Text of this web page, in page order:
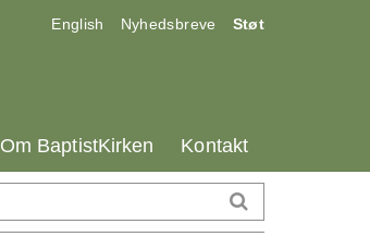
17.0:
English 18.0:
Nyhedsbreve 19.0:
Støt
26.0:
Om BaptistKirken 27.0:
Kontakt